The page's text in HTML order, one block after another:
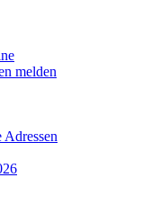
melden
Adressen